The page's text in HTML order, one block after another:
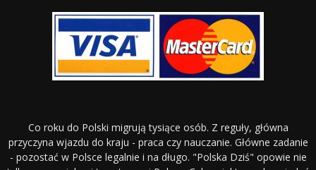
Co roku do Polski migrują tysiące osób. Z reguły, główna
przyczyna wjazdu do kraju - praca czy nauczanie. Główne zadanie
- pozostać w Polsce legalnie i na długo. "Polska Dziś" opowie nie